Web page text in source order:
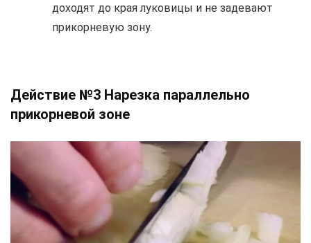
доходят до края луковицы и не задевают
прикорневую зону.
Действие №3 Нарезка параллельно
прикорневой зоне